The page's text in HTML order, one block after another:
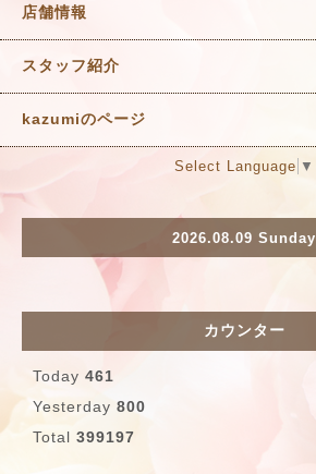
店舗情報
スタッフ紹介
kazumiのページ
Select Language ▼
2026.08.09 Sunday
カウンター
Today 461
Yesterday 800
Total 399197